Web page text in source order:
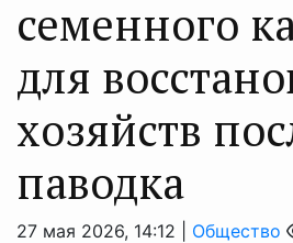
семенного
для
хозяйств
паводка
27 мая 2026, 14:12 | Общество